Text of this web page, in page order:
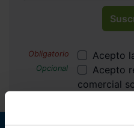
Acepto
Acepto
comercial